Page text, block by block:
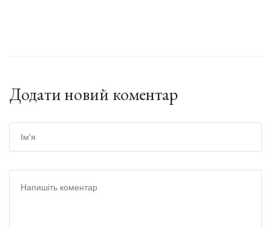
Додати новий коментар